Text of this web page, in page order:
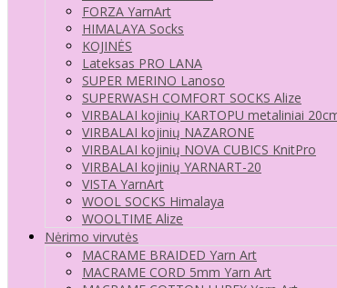
FORZA YarnArt
HIMALAYA Socks
KOJINĖS
Lateksas PRO LANA
SUPER MERINO Lanoso
SUPERWASH COMFORT SOCKS Alize
VIRBALAI kojinių KARTOPU metaliniai
VIRBALAI kojinių NAZARONE
VIRBALAI kojinių NOVA CUBICS KnitPro
VIRBALAI kojinių YARNART-20
VISTA YarnArt
WOOL SOCKS Himalaya
WOOLTIME Alize
Nėrimo virvutės
MACRAME BRAIDED Yarn Art
MACRAME CORD 5mm Yarn Art